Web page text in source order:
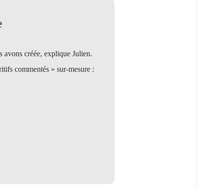
avons créée, explique Julien.
commentés » sur-mesure :